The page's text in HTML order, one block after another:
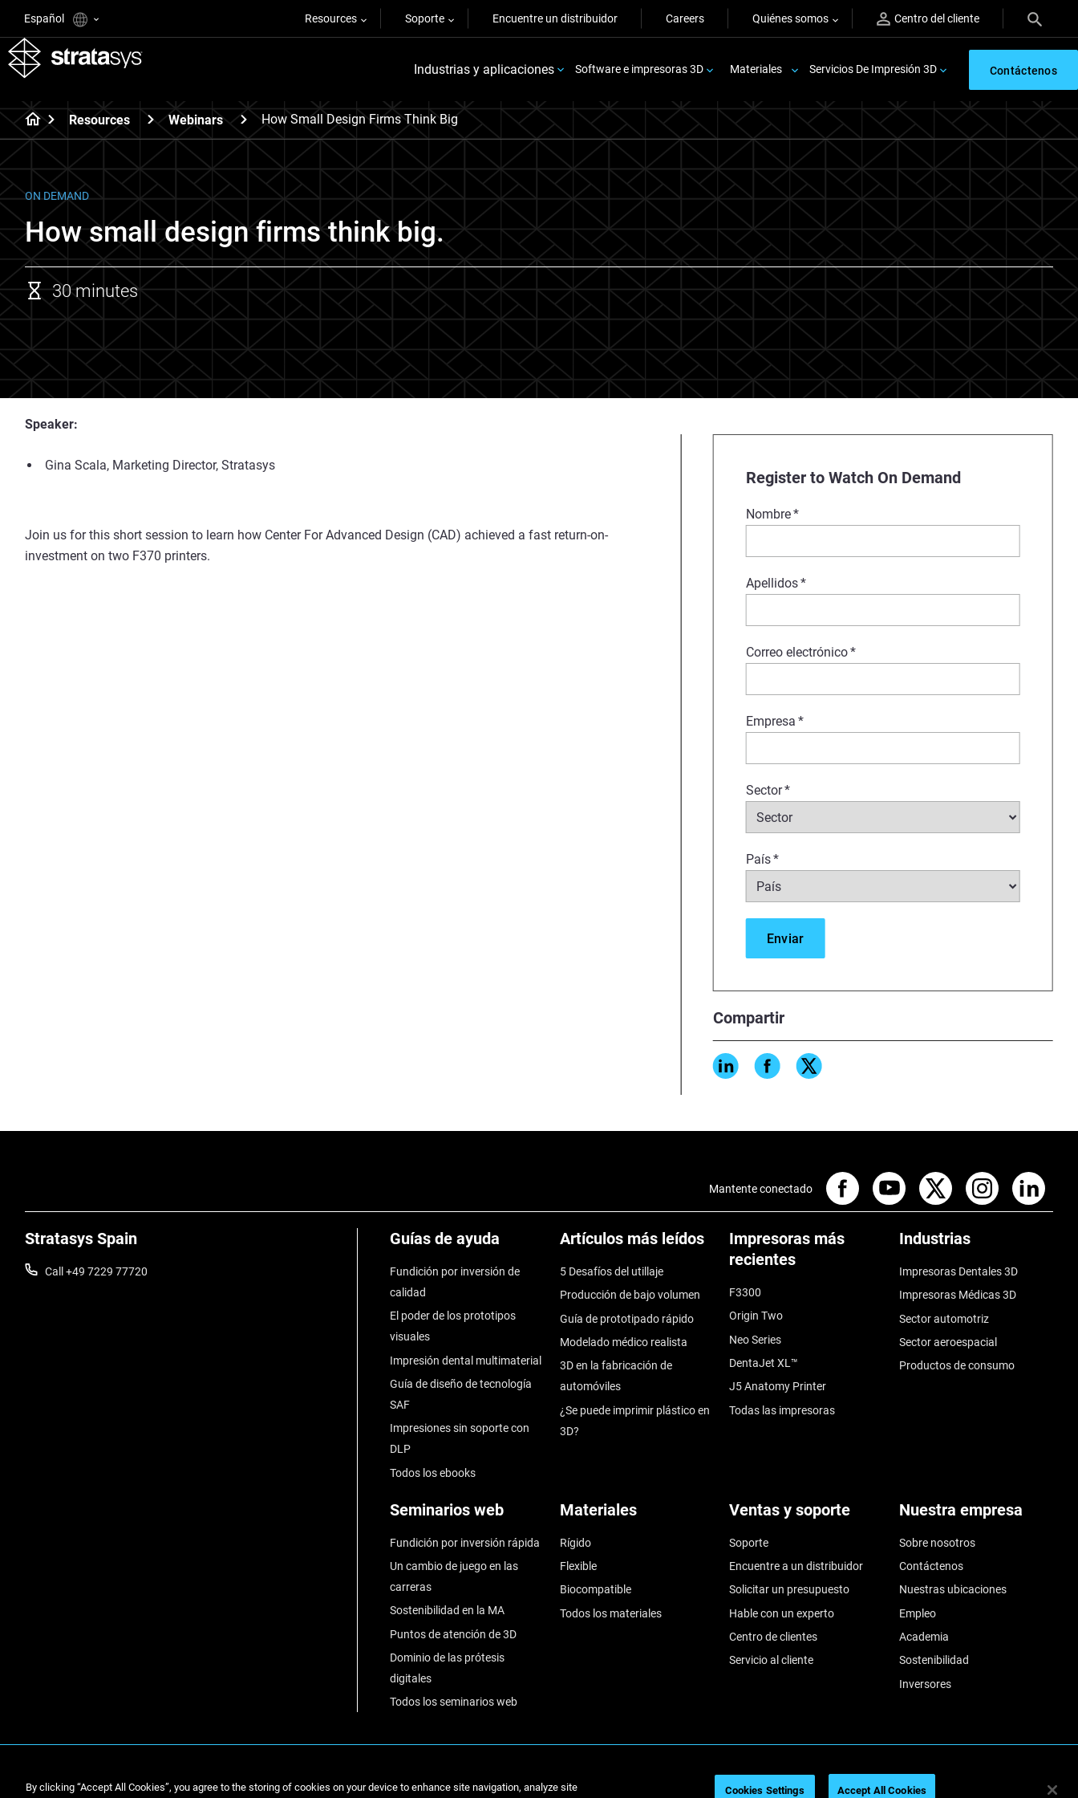
Español Resources Soporte Encuentre un distribuidor Careers Quiénes somos Centro del cliente
Industrias y aplicaciones Software e impresoras 3D Materiales Servicios De Impresión 3D Contáctenos
Resources Webinars How Small Design Firms Think Big
ON DEMAND
How small design firms think big.
30 minutes
Register to Watch On Demand
Nombre*
Apellidos*
Correo electrónico*
Empresa *
Sector*
País*
Compartir
Speaker:
Gina Scala, Marketing Director, Stratasys
Join us for this short session to learn how Center For Advanced Design (CAD) achieved a fast return-on-
investment on two F370 printers.
Stratasys Spain
Call +49 7229 77720
Guías de ayuda
Fundición por inversión de
calidad
El poder de los prototipos
visuales
Impresión dental multimaterial
Guía de diseño de tecnología
SAF
Impresiones sin soporte con
DLP
Todos los ebooks
Artículos más leídos
5 Desafíos del utillaje
Producción de bajo volumen
Guía de prototipado rápido
Modelado médico realista
3D en la fabricación de
automóviles
¿Se puede imprimir plástico en
3D?
Impresoras más
recientes
F3300
Origin Two
Neo Series
DentaJet XL™
J5 Anatomy Printer
Todas las impresoras
Industrias
Impresoras Dentales 3D
Impresoras Médicas 3D
Sector automotriz
Sector aeroespacial
Productos de consumo
Seminarios web
Fundición por inversión rápida
Un cambio de juego en las
carreras
Sostenibilidad en la MA
Puntos de atención de 3D
Dominio de las prótesis
digitales
Todos los seminarios web
Materiales
Rígido
Flexible
Biocompatible
Todos los materiales
Ventas y soporte
Soporte
Encuentre a un distribuidor
Solicitar un presupuesto
Hable con un experto
Centro de clientes
Servicio al cliente
Nuestra empresa
Sobre nosotros
Contáctenos
Nuestras ubicaciones
Empleo
Academia
Sostenibilidad
Inversores
Mantente conectado
REACH compliance
By clicking “Accept All Cookies”, you agree to the storing of cookies on your device to enhance site navigation, analyze site
Cookies Settings Accept All Cookies